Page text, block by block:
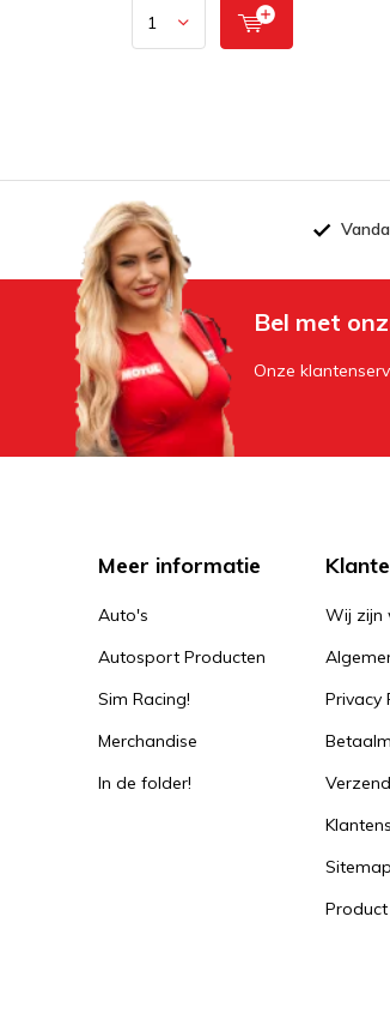
Bel met
Onze
Meer informatie
Auto's
Autosport Producten
Sim Racing!
Merchandise
In de folder!
Wij zijn
Privacy
Sitemap